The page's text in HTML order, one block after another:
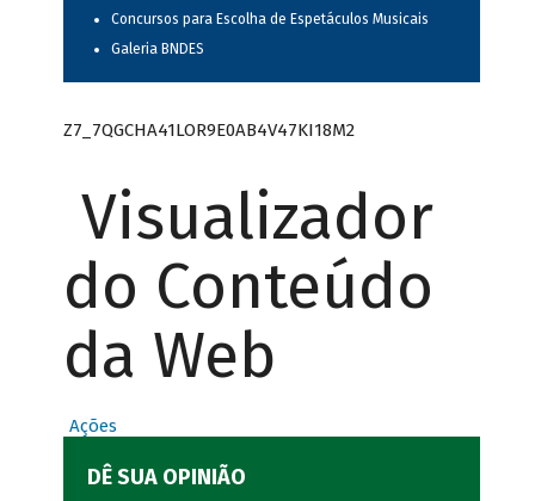
Concursos para Escolha de Espetáculos Musicais
Galeria BNDES
Z7_7QGCHA41LOR9E0AB4V47KI18M2
Visualizador
do Conteúdo
da Web
Ações
DÊ SUA OPINIÃO